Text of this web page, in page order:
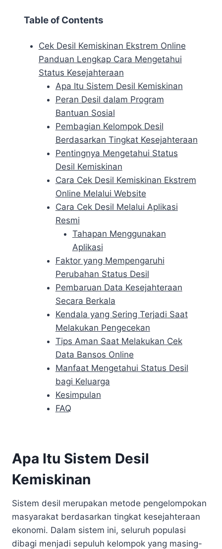
Table of Contents
Cek Desil Kemiskinan Ekstrem Online
Panduan Lengkap Cara Mengetahui
Status Kesejahteraan
Apa Itu Sistem Desil Kemiskinan
Peran Desil dalam Program
Bantuan Sosial
Pembagian Kelompok Desil
Berdasarkan Tingkat Kesejahteraan
Pentingnya Mengetahui Status
Desil Kemiskinan
Cara Cek Desil Kemiskinan Ekstrem
Online Melalui Website
Cara Cek Desil Melalui Aplikasi
Resmi
Tahapan Menggunakan
Aplikasi
Faktor yang Mempengaruhi
Perubahan Status Desil
Pembaruan Data Kesejahteraan
Secara Berkala
Kendala yang Sering Terjadi Saat
Melakukan Pengecekan
Tips Aman Saat Melakukan Cek
Data Bansos Online
Manfaat Mengetahui Status Desil
bagi Keluarga
Kesimpulan
FAQ
Apa Itu Sistem Desil
Kemiskinan
Sistem desil merupakan metode pengelompokan
masyarakat berdasarkan tingkat kesejahteraan
ekonomi. Dalam sistem ini, seluruh populasi
dibagi menjadi sepuluh kelompok yang masing-